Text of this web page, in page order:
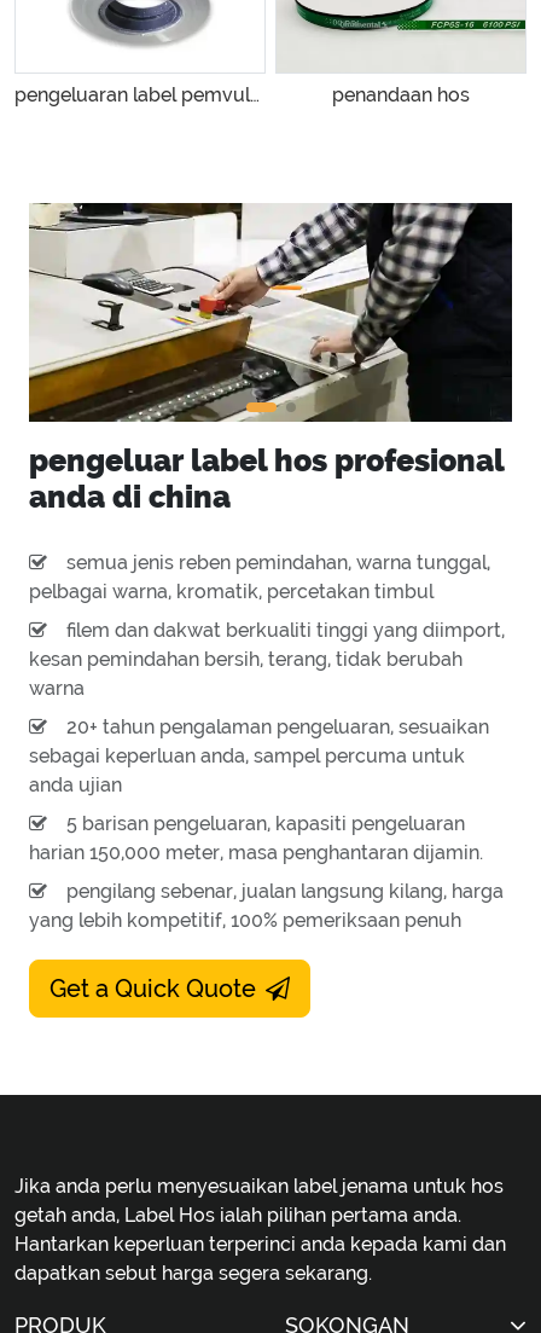
pengeluaran label pemvulkanan hos getah penandaan hos
pengeluar label hos profesional
anda di china
semua jenis reben pemindahan, warna tunggal,
pelbagai warna, kromatik, percetakan timbul
filem dan dakwat berkualiti tinggi yang diimport,
kesan pemindahan bersih, terang, tidak berubah
warna
20+ tahun pengalaman pengeluaran, sesuaikan
sebagai keperluan anda, sampel percuma untuk
anda ujian
5 barisan pengeluaran, kapasiti pengeluaran
harian 150,000 meter, masa penghantaran dijamin.
pengilang sebenar, jualan langsung kilang, harga
yang lebih kompetitif, 100% pemeriksaan penuh
Get a Quick Quote
Jika anda perlu menyesuaikan label jenama untuk hos
getah anda, Label Hos ialah pilihan pertama anda.
Hantarkan keperluan terperinci anda kepada kami dan
dapatkan sebut harga segera sekarang.
PRODUK SOKONGAN